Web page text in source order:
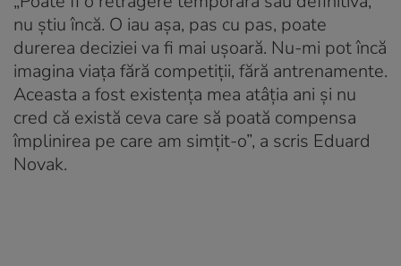
nu ştiu încă. O iau aşa, pas cu pas, poate
durerea deciziei va fi mai uşoară. Nu-mi pot încă
imagina viaţa fără competiţii, fără antrenamente.
Aceasta a fost existenţa mea atâţia ani şi nu
cred că există ceva care să poată compensa
împlinirea pe care am simţit-o”, a scris Eduard
Novak.